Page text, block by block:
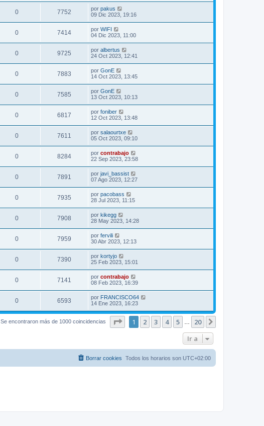
0 7752 por pakus
09 Dic 2023, 19:16
0 7414 por WIFI
04 Dic 2023, 11:00
0 9725 por albertus
24 Oct 2023, 12:41
0 7883 por GonE
14 Oct 2023, 13:45
0 7585 por GonE
13 Oct 2023, 10:13
0 6817 por foniber
12 Oct 2023, 13:48
0 7611 por salaourtxe
05 Oct 2023, 09:10
0 8284 por contrabajo
22 Sep 2023, 23:58
0 7891 por javi_bassist
07 Ago 2023, 12:27
0 7935 por pacobass
28 Jul 2023, 11:15
0 7908 por kikegg
28 May 2023, 14:28
0 7959 por fervili
30 Abr 2023, 12:13
0 7390 por kortyjo
25 Feb 2023, 15:01
0 7141 por contrabajo
08 Feb 2023, 16:39
0 6593 por FRANCISCO64
14 Ene 2023, 16:23
Se encontraron más de 1000 coincidencias Página de 20
1 2 3 4 5 20
Ir a
Todos los horarios son UTC+02:00
Borrar cookies